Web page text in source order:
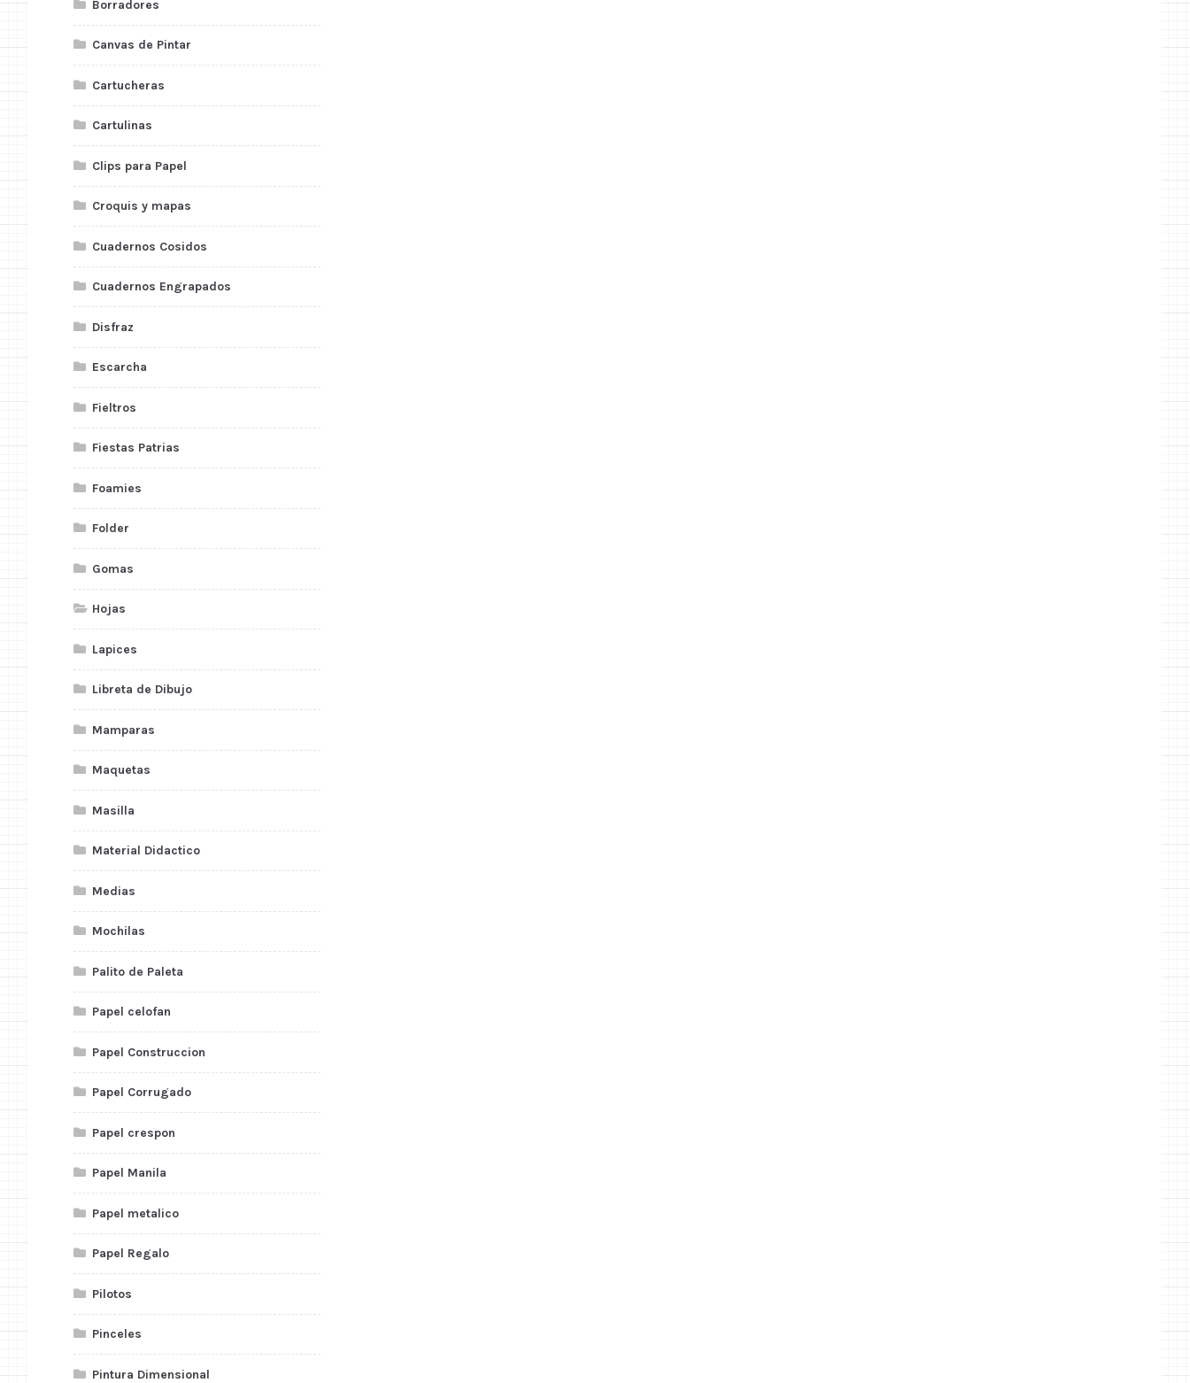
Borradores
Canvas de Pintar
Cartucheras
Cartulinas
Clips para Papel
Croquis y mapas
Cuadernos Cosidos
Cuadernos Engrapados
Disfraz
Escarcha
Fieltros
Fiestas Patrias
Foamies
Folder
Gomas
Hojas
Lapices
Libreta de Dibujo
Mamparas
Maquetas
Masilla
Material Didactico
Medias
Mochilas
Palito de Paleta
Papel celofan
Papel Construccion
Papel Corrugado
Papel crespon
Papel Manila
Papel metalico
Papel Regalo
Pilotos
Pinceles
Pintura Dimensional